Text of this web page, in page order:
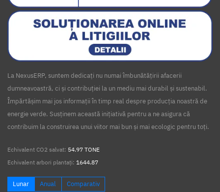
La NexusERP, suntem dedicați nu numai îmbunătățirii afacerii
dumneavoastră, ci și contribuției la un mediu mai durabil și sustenabil.
Împărtășim mai jos informații în timp real despre producția noastră de
energie verde. Susținem această inițiativă pentru a ne asigura că
contribuim la construirea unui viitor mai bun și mai ecologic pentru toți.
Echivalent CO2 salvat: 54.97 TONE
Echivalent arbori plantați: 1644.87
Lunar Anual Comparativ